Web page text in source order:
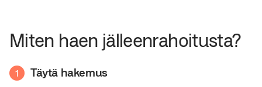
Miten haen jälleenrahoitusta?
1 Täytä hakemus